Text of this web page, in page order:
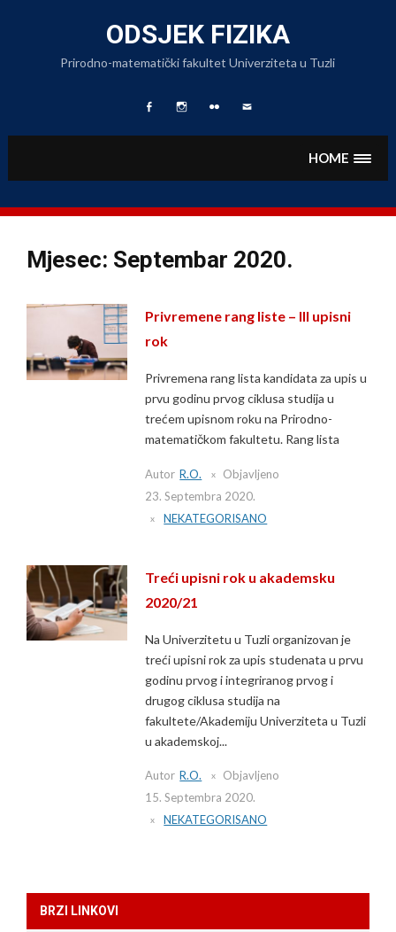
content
ODSJEK FIZIKA
Prirodno-matematički fakultet Univerziteta u Tuzli
Page
na
Albumnam
HOME
Mjesec: Septembar 2020.
Privremene rang liste – III upisni
rok
Privremena rang lista kandidata za upis u
prvu godinu prvog ciklusa studija u
trećem upisnom roku na Prirodno-
matematičkom fakultetu. Rang lista
Autor R.O.
Objavljeno
23. Septembra 2020.
NEKATEGORISANO
Treći upisni rok u akademsku
2020/21
Na Univerzitetu u Tuzli organizovan je
treći upisni rok za upis studenata u prvu
godinu prvog i integriranog prvog i
drugog ciklusa studija na
fakultete/Akademiju Univerziteta u Tuzli
u akademskoj...
Autor R.O.
Objavljeno
15. Septembra 2020.
NEKATEGORISANO
BRZI LINKOVI